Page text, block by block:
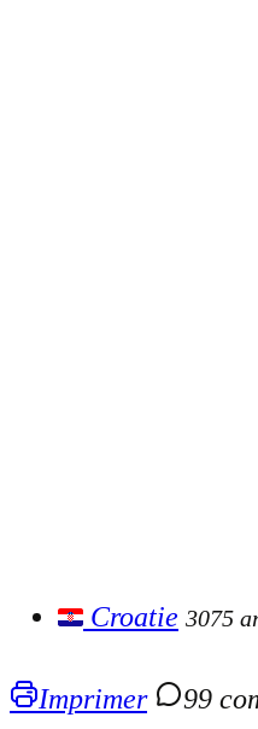
Croatie 3075
Imprimer
99